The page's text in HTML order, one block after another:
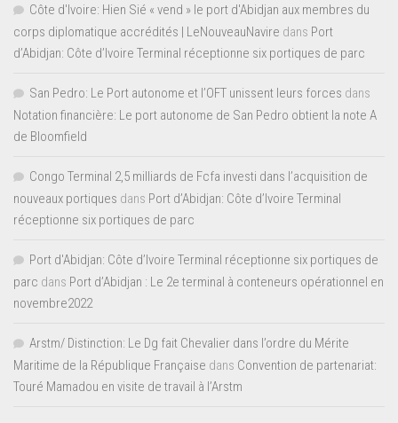
Côte d'Ivoire: Hien Sié « vend » le port d'Abidjan aux membres du
corps diplomatique accrédités | LeNouveauNavire dans Port
d’Abidjan: Côte d’Ivoire Terminal réceptionne six portiques de parc
San Pedro: Le Port autonome et l’OFT unissent leurs forces dans
Notation financière: Le port autonome de San Pedro obtient la note A
de Bloomfield
Congo Terminal 2,5 milliards de Fcfa investi dans l’acquisition de
nouveaux portiques dans Port d’Abidjan: Côte d’Ivoire Terminal
réceptionne six portiques de parc
Port d'Abidjan: Côte d’Ivoire Terminal réceptionne six portiques de
parc dans Port d’Abidjan : Le 2e terminal à conteneurs opérationnel en
novembre2022
Arstm/ Distinction: Le Dg fait Chevalier dans l’ordre du Mérite
Maritime de la République Française dans Convention de partenariat:
Touré Mamadou en visite de travail à l’Arstm